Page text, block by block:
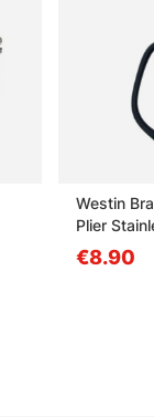
Westin
Plier
€8.90